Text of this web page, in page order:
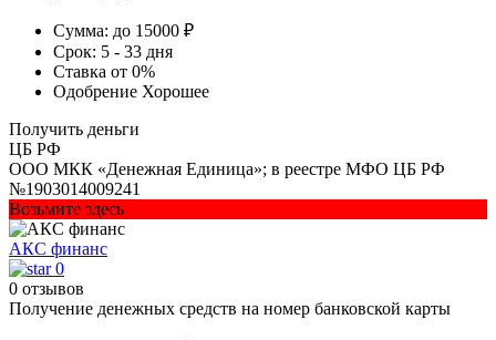
Сумма: до 15000 ₽
Срок: 5 - 33 дня
Ставка от 0%
Одобрение Хорошее
Получить деньги
ЦБ РФ
ООО МКК «Денежная Единица»; в реестре МФО ЦБ РФ
№1903014009241
Возьмите здесь
АКС финанс
0
0 отзывов
Получение денежных средств на номер банковской карты